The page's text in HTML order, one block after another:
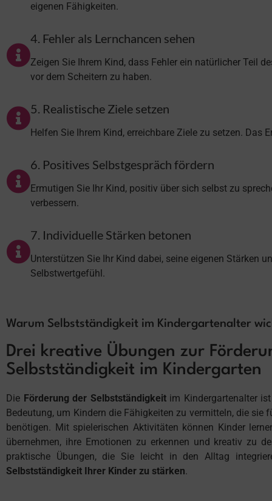
eigenen Fähigkeiten.
4. Fehler als Lernchancen sehen
Zeigen Sie Ihrem Kind, dass Fehler ein natürlicher Teil
vor dem Scheitern zu haben.
5. Realistische Ziele setzen
Helfen Sie Ihrem Kind, erreichbare Ziele zu setzen.
6. Positives Selbstgespräch fördern
Ermutigen Sie Ihr Kind, positiv über sich selbst zu
verbessern.
7. Individuelle Stärken betonen
Unterstützen Sie Ihr Kind dabei, seine eigenen Stärken
Selbstwertgefühl.
Warum Selbstständigkeit im Kindergartenalter
Drei kreative Übungen zur
Selbstständigkeit im Kindergarten
Die Förderung der Selbstständigkeitim Kindergartenalter
Bedeutung, um Kindern die Fähigkeiten zu vermitteln, die sie
benötigen. Mit spielerischen Aktivitäten können Kinder
übernehmen, ihre Emotionen zu erkennen und kreativ zu
praktische Übungen, die Sie leicht in den Alltag
Selbstständigkeit Ihrer Kinder zu stärken.